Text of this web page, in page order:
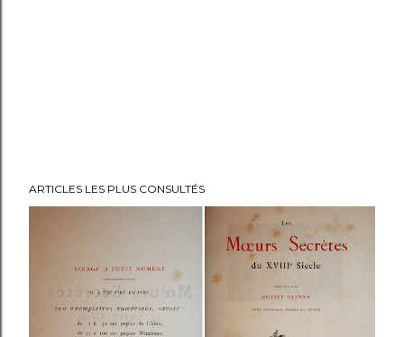
ARTICLES LES PLUS CONSULTÉS